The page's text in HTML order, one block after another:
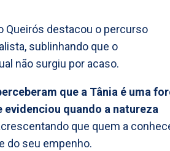
Queirós destacou o percurso
sublinhando que o
não surgiu por acaso.
que a Tânia é uma
evidenciou quando a natureza
que quem a
do seu empenho.